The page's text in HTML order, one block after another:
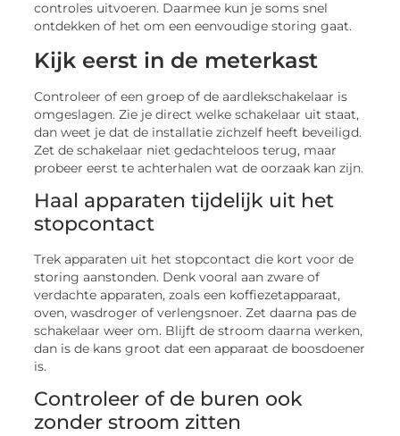
controles uitvoeren. Daarmee kun je soms snel
ontdekken of het om een eenvoudige storing gaat.
Kijk eerst in de meterkast
Controleer of een groep of de aardlekschakelaar is
omgeslagen. Zie je direct welke schakelaar uit staat,
dan weet je dat de installatie zichzelf heeft beveiligd.
Zet de schakelaar niet gedachteloos terug, maar
probeer eerst te achterhalen wat de oorzaak kan zijn.
Haal apparaten tijdelijk uit het
stopcontact
Trek apparaten uit het stopcontact die kort voor de
storing aanstonden. Denk vooral aan zware of
verdachte apparaten, zoals een koffiezetapparaat,
oven, wasdroger of verlengsnoer. Zet daarna pas de
schakelaar weer om. Blijft de stroom daarna werken,
dan is de kans groot dat een apparaat de boosdoener
is.
Controleer of de buren ook
zonder stroom zitten